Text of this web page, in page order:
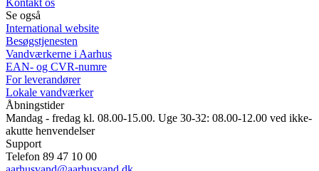
Se også
International website
Besøgstjenesten
Vandværkerne i Aarhus
EAN- og CVR-numre
For leverandører
Lokale vandværker
Åbningstider
Mandag - fredag kl. 08.00-15.00. Uge 30-32: 08.00-12.00 ved ikke-
akutte henvendelser
Support
Telefon 89 47 10 00